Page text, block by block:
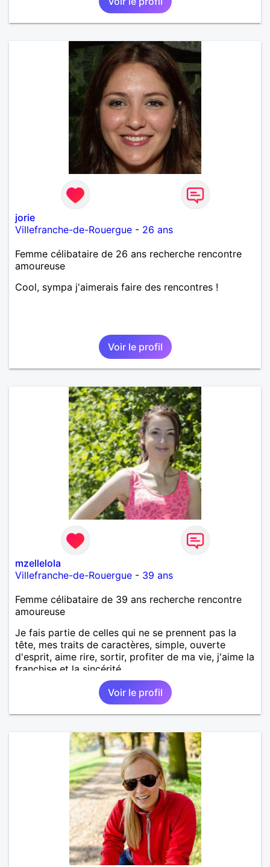
jorie
Villefranche-de-Rouergue - 26 ans
Femme célibataire de 26 ans recherche rencontre
amoureuse
Cool, sympa j'aimerais faire des rencontres !
Voir le profil
mzellelola
Villefranche-de-Rouergue - 39 ans
Femme célibataire de 39 ans recherche rencontre
amoureuse
Je fais partie de celles qui ne se prennent pas la
tête, mes traits de caractères, simple, ouverte
d'esprit, aime rire, sortir, profiter de ma vie, j'aime la
franchise et la sincérité.
Voir le profil